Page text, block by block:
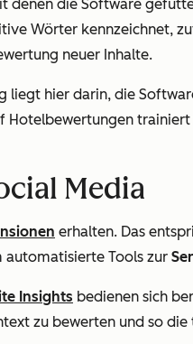
denen die Software
Wörter kennzeichnet,
neuer Inhalte.
liegt hier darin, die
Media
erhalten. Das
automatisierte Tools zur
Insights bedienen sich
zu bewerten und so